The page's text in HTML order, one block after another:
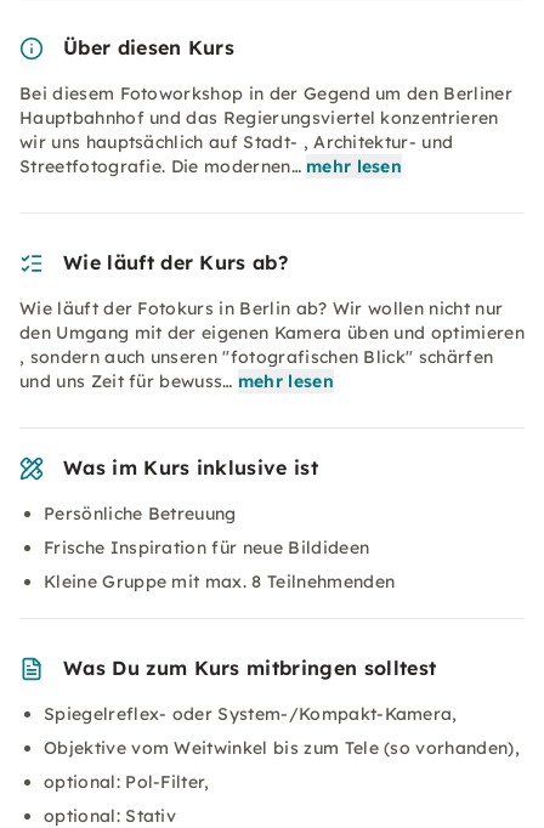
Über diesen Kurs
Bei diesem Fotoworkshop in der Gegend um den Berliner
Hauptbahnhof und das Regierungsviertel konzentrieren
wir uns hauptsächlich auf Stadt- , Architektur- und
Streetfotografie. Die modernen… mehr lesen
Wie läuft der Kurs ab?
Wie läuft der Fotokurs in Berlin ab? Wir wollen nicht nur
den Umgang mit der eigenen Kamera üben und optimieren
, sondern auch unseren "fotografischen Blick" schärfen
und uns Zeit für bewuss… mehr lesen
Was im Kurs inklusive ist
Persönliche Betreuung
Frische Inspiration für neue Bildideen
Kleine Gruppe mit max. 8 Teilnehmenden
Was Du zum Kurs mitbringen solltest
Spiegelreflex- oder System-/Kompakt-Kamera,
Objektive vom Weitwinkel bis zum Tele (so vorhanden),
optional: Pol-Filter,
optional: Stativ